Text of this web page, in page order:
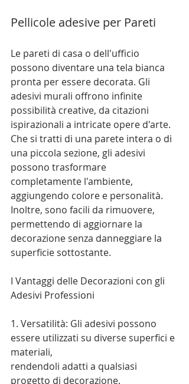
Pellicole adesive per Pareti
Le pareti di casa o dell'ufficio
possono diventare una tela bianca
pronta per essere decorata. Gli
adesivi murali offrono infinite
possibilità creative, da citazioni
ispirazionali a intricate opere d'arte.
Che si tratti di una parete intera o di
una piccola sezione, gli adesivi
possono trasformare
completamente l'ambiente,
aggiungendo colore e personalità.
Inoltre, sono facili da rimuovere,
permettendo di aggiornare la
decorazione senza danneggiare la
superficie sottostante.
I Vantaggi delle Decorazioni con gli
Adesivi Professioni
1. Versatilità: Gli adesivi possono
essere utilizzati su diverse superfici e
materiali,
rendendoli adatti a qualsiasi
progetto di decorazione.